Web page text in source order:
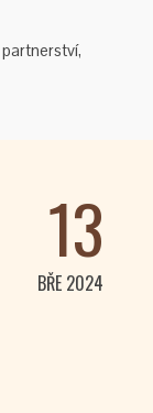
13
BŘE 2024